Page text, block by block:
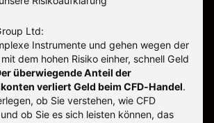
Ltd:
Instrumente und gehen wegen der
dem hohen Risiko einher, schnell Geld
überwiegende Anteil der
verliert Geld beim CFD-Handel.
ob Sie verstehen, wie CFD
ob Sie es sich leisten können, das